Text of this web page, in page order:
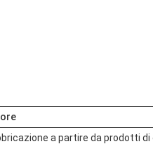
a partire da prodotti di